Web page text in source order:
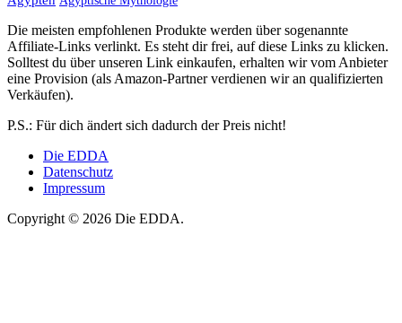
Die meisten empfohlenen Produkte werden über sogenannte
Affiliate-Links verlinkt. Es steht dir frei, auf diese Links zu klicken.
Solltest du über unseren Link einkaufen, erhalten wir vom Anbieter
eine Provision (als Amazon-Partner verdienen wir an qualifizierten
Verkäufen).
P.S.: Für dich ändert sich dadurch der Preis nicht!
Die EDDA
Datenschutz
Impressum
Copyright © 2026 Die EDDA.